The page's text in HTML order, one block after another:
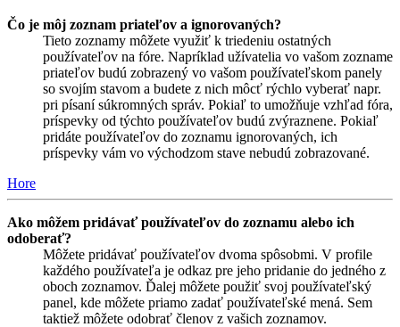
Čo je môj zoznam priateľov a ignorovaných?
Tieto zoznamy môžete využiť k triedeniu ostatných
používateľov na fóre. Napríklad užívatelia vo vašom zozname
priateľov budú zobrazený vo vašom používateľskom panely
so svojím stavom a budete z nich môcť rýchlo vyberať napr.
pri písaní súkromných správ. Pokiaľ to umožňuje vzhľad fóra,
príspevky od týchto používateľov budú zvýraznene. Pokiaľ
pridáte používateľov do zoznamu ignorovaných, ich
príspevky vám vo východzom stave nebudú zobrazované.
Hore
Ako môžem pridávať používateľov do zoznamu alebo ich
odoberať?
Môžete pridávať používateľov dvoma spôsobmi. V profile
každého používateľa je odkaz pre jeho pridanie do jedného z
oboch zoznamov. Ďalej môžete použiť svoj používateľský
panel, kde môžete priamo zadať používateľské mená. Sem
taktiež môžete odobrať členov z vašich zoznamov.